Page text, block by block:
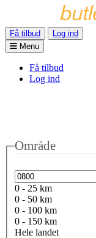
Få tilbud
Log ind
Menu
Få tilbud
Log ind
Område
0 - 25 km
0 - 50 km
0 - 100 km
0 - 150 km
Hele landet